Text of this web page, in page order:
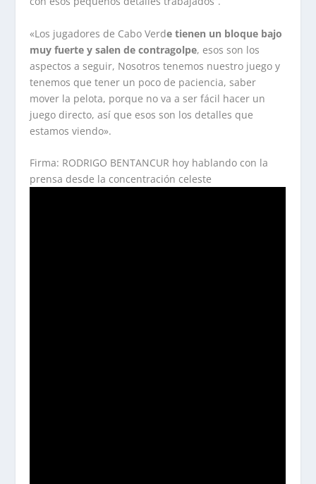
«Los jugadores de Cabo Verde tienen un bloque bajo
muy fuerte y salen de contragolpe, esos son los
aspectos a seguir, Nosotros tenemos nuestro juego y
tenemos que tener un poco de paciencia, saber
mover la pelota, porque no va a ser fácil hacer un
juego directo, así que esos son los detalles que
estamos viendo».
Firma: RODRIGO BENTANCUR hoy hablando con la
prensa desde la concentración celeste